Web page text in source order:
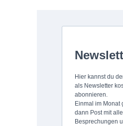
Hier kannst du
als Newsletter
abonnieren.
Einmal im Monat
dann Post mit
Besprechungen